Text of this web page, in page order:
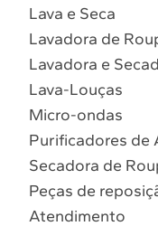
Lava e Seca
Lavadora de
Lavadora e
Lava-Louças
Micro-ondas
Purificadores de
Secadora de
Peças de
Atendimento